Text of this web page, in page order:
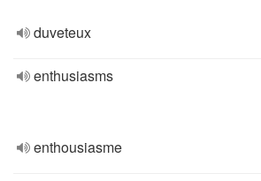
duveteux
enthusiasms
enthousiasme